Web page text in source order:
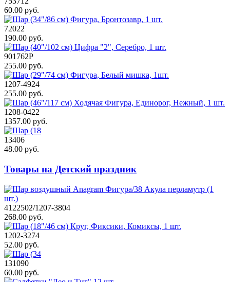
60.00 руб.
72022
190.00 руб.
901762Р
255.00 руб.
1207-4924
255.00 руб.
1208-0422
1357.00 руб.
13406
48.00 руб.
Товары на Детский праздник
4122502/1207-3804
268.00 руб.
1202-3274
52.00 руб.
131090
60.00 руб.